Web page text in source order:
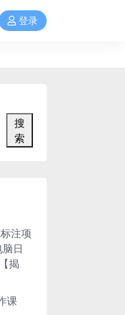
登录
搜
索
注项
日
揭
课